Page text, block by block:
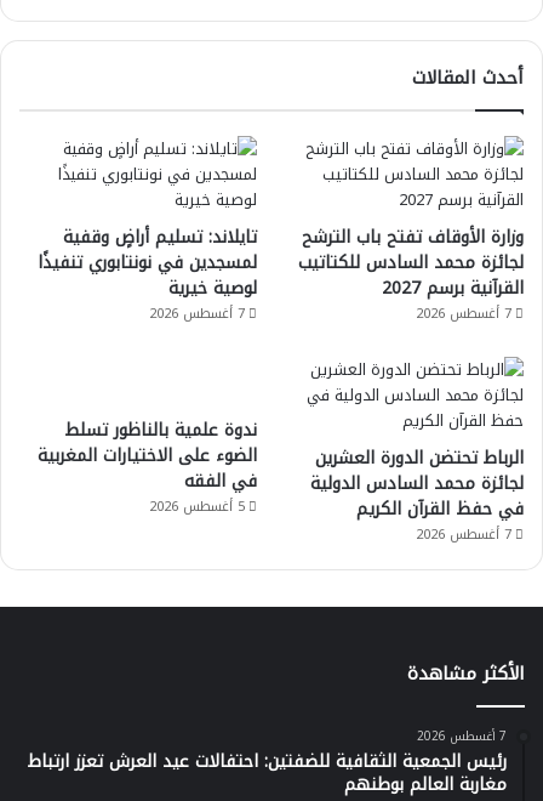
أحدث المقالات
وزارة الأوقاف تفتح باب الترشح
لجائزة محمد السادس للكتاتيب
القرآنية برسم 2027
7 أغسطس 2026
تايلاند: تسليم أراضٍ وقفية
لمسجدين في نونتابوري تنفيذًا
لوصية خيرية
7 أغسطس 2026
الرباط تحتضن الدورة العشرين
لجائزة محمد السادس الدولية
في حفظ القرآن الكريم
7 أغسطس 2026
ندوة علمية بالناظور تسلط
الضوء على الاختيارات المغربية
في الفقه
5 أغسطس 2026
الأكثر مشاهدة
7 أغسطس 2026
رئيس الجمعية الثقافية للضفتين: احتفالات عيد العرش تعزز ارتباط
مغاربة العالم بوطنهم